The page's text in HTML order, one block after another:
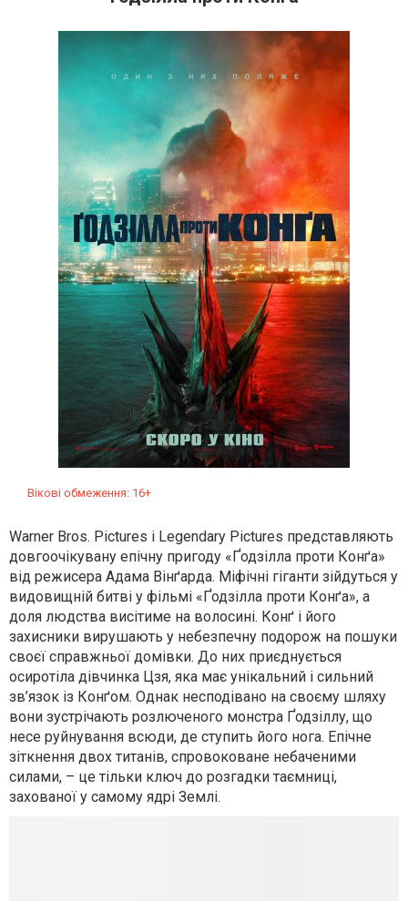
Вікові обмеження: 16+
Warner Bros. Pictures і Legendary Pictures представляють
довгоочікувану епічну пригоду «Ґодзілла проти Конґа»
від режисера Адама Вінґарда. Міфічні гіганти зійдуться у
видовищній битві у фільмі «Ґодзілла проти Конґа», а
доля людства висітиме на волосині. Конґ і його
захисники вирушають у небезпечну подорож на пошуки
своєї справжньої домівки. До них приєднується
осиротіла дівчинка Цзя, яка має унікальний і сильний
зв’язок із Конґом. Однак несподівано на своєму шляху
вони зустрічають розлюченого монстра Ґодзіллу, що
несе руйнування всюди, де ступить його нога. Епічне
зіткнення двох титанів, спровоковане небаченими
силами, – це тільки ключ до розгадки таємниці,
захованої у самому ядрі Землі.